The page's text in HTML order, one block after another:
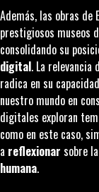
Además, las obras de
prestigiosos museos
consolidando su
digital. La
radica en su
nuestro mundo en
digitales exploran
como en este caso,
a reflexionar sobre la
humana.